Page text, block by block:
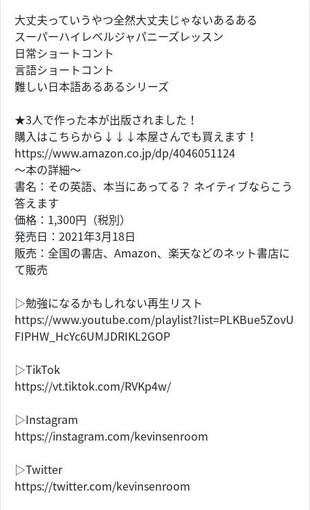
大丈夫っていうやつ全然大丈夫じゃないあるある
スーパーハイレベルジャパニーズレッスン
日常ショートコント
言語ショートコント
難しい日本語あるあるシリーズ
★3人で作った本が出版されました！
購入はこちらから↓↓↓本屋さんでも買えます！
https://www.amazon.co.jp/dp/4046051124
〜本の詳細〜
書名：その英語、本当にあってる？ ネイティブならこう
答えます
価格：1,300円（税別）
発売日：2021年3月18日
販売：全国の書店、Amazon、楽天などのネット書店に
て販売
▷勉強になるかもしれない再生リスト
https://www.youtube.com/playlist?list=PLKBue5ZovU
FIPHW_HcYc6UMJDRIKL2GOP
▷TikTok
https://vt.tiktok.com/RVKp4w/
▷Instagram
https://instagram.com/kevinsenroom
▷Twitter
https://twitter.com/kevinsenroom